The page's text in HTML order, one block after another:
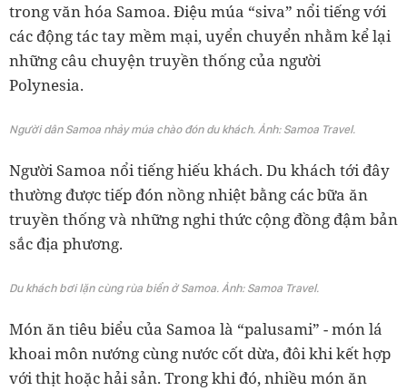
trong văn hóa Samoa. Điệu múa “siva” nổi tiếng với
các động tác tay mềm mại, uyển chuyển nhằm kể lại
những câu chuyện truyền thống của người
Polynesia.
Người dân Samoa nhảy múa chào đón du khách. Ảnh: Samoa Travel.
Người Samoa nổi tiếng hiếu khách. Du khách tới đây
thường được tiếp đón nồng nhiệt bằng các bữa ăn
truyền thống và những nghi thức cộng đồng đậm bản
sắc địa phương.
Du khách bơi lặn cùng rùa biển ở Samoa. Ảnh: Samoa Travel.
Món ăn tiêu biểu của Samoa là “palusami” - món lá
khoai môn nướng cùng nước cốt dừa, đôi khi kết hợp
với thịt hoặc hải sản. Trong khi đó, nhiều món ăn